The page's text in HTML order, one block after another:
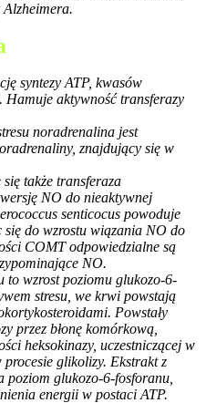
Alzheimera.
syntezy ATP, kwasów
Hamuje aktywność transferazy
noradrenalina jest
znajdujący się w
także transferaza
NO do nieaktywnej
senticocus powoduje
do wzrostu wiązania NO do
COMT odpowiedzialne są
NO.
to wzrost poziomu glukozo-6-
stresu, we krwi powstają
Powstały
przez błonę komórkową,
heksokinazy, uczestniczącej w
glikolizy. Ekstrakt z
poziom glukozo-6-fosforanu,
energii w postaci ATP.